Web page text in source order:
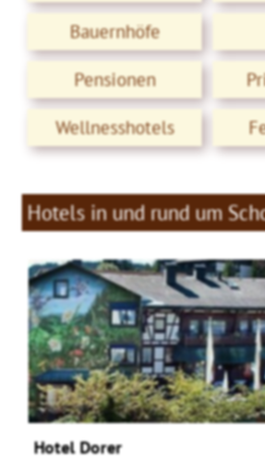
Bauernhöfe
Pensionen
Wellnesshotels
Hotels in und rund um
Hotel Dorer